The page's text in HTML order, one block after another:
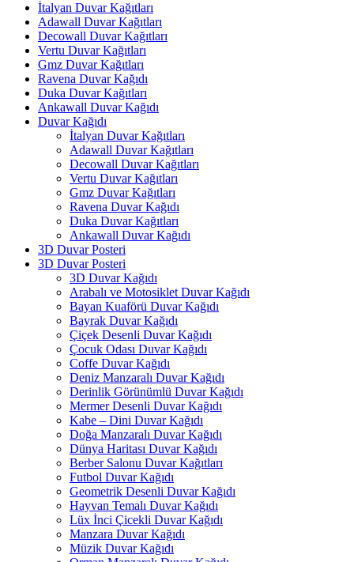
İtalyan Duvar Kağıtları
Adawall Duvar Kağıtları
Decowall Duvar Kağıtları
Vertu Duvar Kağıtları
Gmz Duvar Kağıtları
Ravena Duvar Kağıdı
Duka Duvar Kağıtları
Ankawall Duvar Kağıdı
Duvar Kağıdı
İtalyan Duvar Kağıtları
Adawall Duvar Kağıtları
Decowall Duvar Kağıtları
Vertu Duvar Kağıtları
Gmz Duvar Kağıtları
Ravena Duvar Kağıdı
Duka Duvar Kağıtları
Ankawall Duvar Kağıdı
3D Duvar Posteri
3D Duvar Posteri
3D Duvar Kağıdı
Arabalı ve Motosiklet Duvar Kağıdı
Bayan Kuaförü Duvar Kağıdı
Bayrak Duvar Kağıdı
Çiçek Desenli Duvar Kağıdı
Çocuk Odası Duvar Kağıdı
Coffe Duvar Kağıdı
Deniz Manzaralı Duvar Kağıdı
Derinlik Görünümlü Duvar Kağıdı
Mermer Desenli Duvar Kağıdı
Kabe – Dini Duvar Kağıdı
Doğa Manzaralı Duvar Kağıdı
Dünya Haritası Duvar Kağıdı
Berber Salonu Duvar Kağıtları
Futbol Duvar Kağıdı
Geometrik Desenli Duvar Kağıdı
Hayvan Temalı Duvar Kağıdı
Lüx İnci Çicekli Duvar Kağıdı
Manzara Duvar Kağıdı
Müzik Duvar Kağıdı